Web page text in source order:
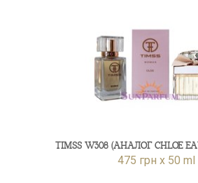
TIMSS W308 (АНАЛОГ CHLOE
475 грн x 50 ml